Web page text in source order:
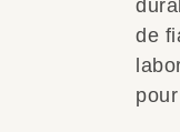
de